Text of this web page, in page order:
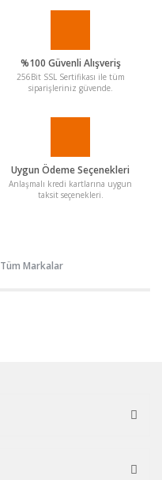
%100 Güvenli Alışveriş
256Bit SSL Sertifikası ile tüm
siparişleriniz güvende.
Uygun Ödeme Seçenekleri
Anlaşmalı kredi kartlarına uygun
taksit seçenekleri.
Tüm Markalar